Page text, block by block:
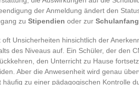
der Anmeldung ändert den
zu Stipendien oder zur
Unsicherheiten hinsichtlich der
des Niveaus auf. Ein Schüler, der den
den Unterricht zu Hause
Aber die Anwesenheit wird genau
zu einer pädagogischen Kontrolle